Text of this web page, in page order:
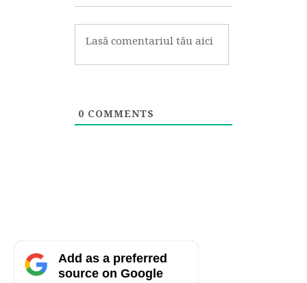
0 COMMENTS
Add as a preferred
source on Google